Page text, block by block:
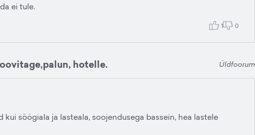
ei tule.
1 0
hotelle. Üldfoorum
söögiala ja lasteala, soojendusega bassein, hea lastele